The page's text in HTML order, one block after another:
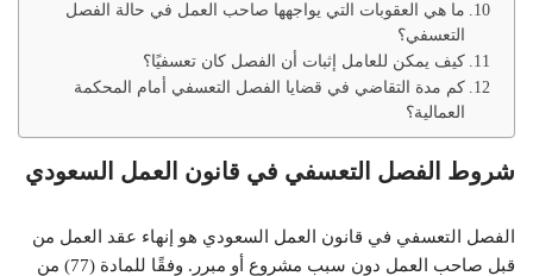
ما هي العقوبات التي يواجهها صاحب العمل في حالة الفصل
التعسفي؟
كيف يمكن للعامل إثبات أن الفصل كان تعسفيًا؟
كم مدة التقاضي في قضايا الفصل التعسفي أمام المحكمة
العمالية؟
شروط الفصل التعسفي في قانون العمل السعودي
الفصل التعسفي في قانون العمل السعودي هو إنهاء عقد العمل من
قبل صاحب العمل دون سبب مشروع أو مبرر. وفقًا للمادة (77) من